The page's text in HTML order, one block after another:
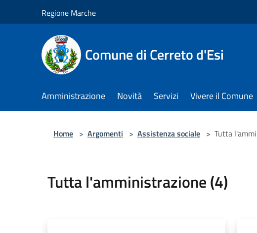
Regione Marche
Comune di Cerreto d'Esi
Amministrazione Novità Servizi Vivere il Comune
Home > Argomenti > Assistenza sociale > Tutta
Tutta l'amministrazione (4)